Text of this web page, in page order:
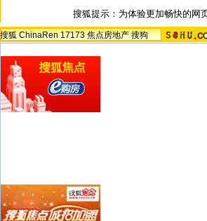
搜狐提示：为体验更加畅快的网
搜狐 ChinaRen 17173 焦点房地产 搜狗